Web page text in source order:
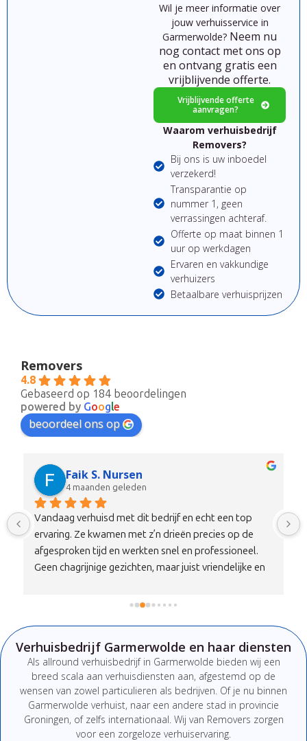
Wil je meer informatie over
jouw verhuisservice in
Garmerwolde? Neem nu
nog contact met ons op
en ontvang gratis een
vrijblijvende offerte.
Vrijblijvende offerte
aanvragen?
Waarom verhuisbedrijf
Removers?
Bij ons is uw inboedel
verzekerd!
Transparantie op
nummer 1, geen
verrassingen achteraf.
Offerte op maat binnen 1
uur op werkdagen
Ervaren en vakkundige
verhuizers
Betaalbare verhuisprijzen
Removers
4.8
Gebaseerd op 184 beoordelingen
powered by Google
beoordeel ons op
Faik S. Nursen
4 maanden geleden
Vandaag verhuisd met dit bedrijf en echt een top
ervaring. Ze kwamen met z’n drieën precies op de
afgesproken tijd en werkten snel en professioneel.
Geen chagrijnige gezichten, maar juist vriendelijke en
zorgvuldig en met aandacht vervoerd, zonder
je hier absoluut goed. Zeker een bedrijf om te
onthouden en aan te bevelen!
Verhuisbedrijf Garmerwolde en haar diensten
Als allround verhuisbedrijf in Garmerwolde bieden wij een
breed scala aan verhuisdiensten aan, afgestemd op de
wensen van zowel particulieren als bedrijven. Of je nu binnen
Garmerwolde verhuist, naar een andere stad in provincie
Groningen, of zelfs internationaal. Wij van Removers zorgen
voor een zorgeloze verhuiservaring.